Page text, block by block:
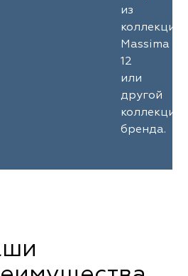
из
Massima
12
или
другой
коллекции
бренда.